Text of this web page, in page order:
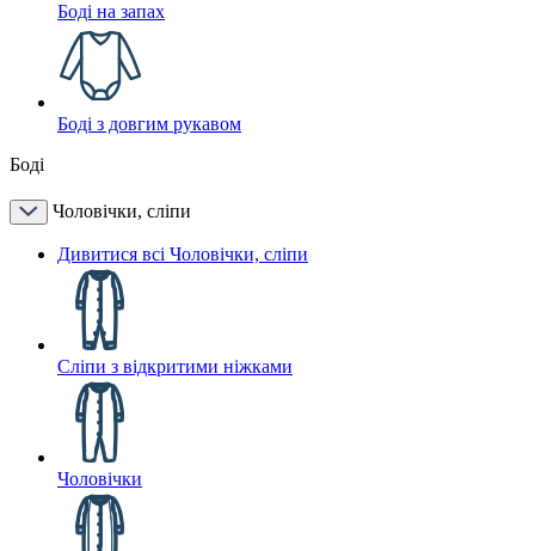
Боді на запах
Боді з довгим рукавом
Боді
Чоловічки, сліпи
Дивитися всі Чоловічки, сліпи
Сліпи з відкритими ніжками
Чоловічки